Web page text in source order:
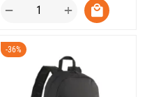
+
−
-36%